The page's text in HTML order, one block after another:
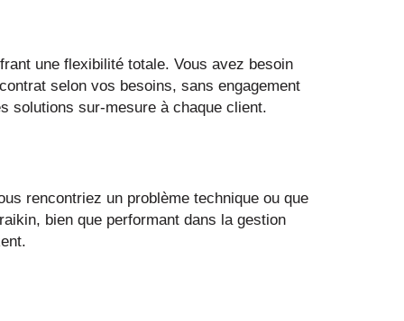
une flexibilité totale. Vous avez besoin
selon vos besoins, sans engagement
solutions sur-mesure à chaque client.
rencontriez un problème technique ou que
bien que performant dans la gestion